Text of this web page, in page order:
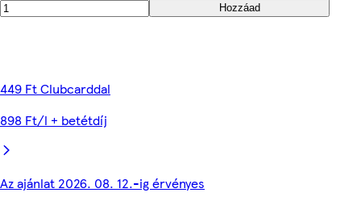
Hozzáad
449 Ft Clubcarddal
898 Ft/l + betétdíj
Az ajánlat 2026. 08. 12.-ig érvényes